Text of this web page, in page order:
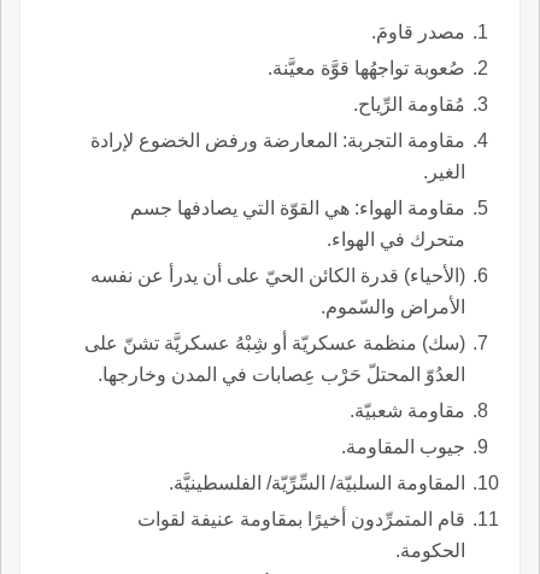
مصدر قاومَ.
صُعوبة تواجهُها قوَّة معيَّنة.
مُقاومة الرِّياح.
مقاومة التجربة: المعارضة ورفض الخضوع لإرادة
الغير.
مقاومة الهواء: هي القوّة التي يصادفها جسم
متحرك في الهواء.
(الأحياء) قدرة الكائن الحيّ على أن يدرأ عن نفسه
الأمراض والسّموم.
(سك) منظمة عسكريّة أو شِبْهُ عسكريَّة تشنّ على
العدُوّ المحتلّ حَرْب عِصابات في المدن وخارجها.
مقاومة شعبيّة.
جيوب المقاومة.
المقاومة السلبيّة/ السِّرِّيّة/ الفلسطينيَّة.
قام المتمرِّدون أخيرًا بمقاومة عنيفة لقوات
الحكومة.